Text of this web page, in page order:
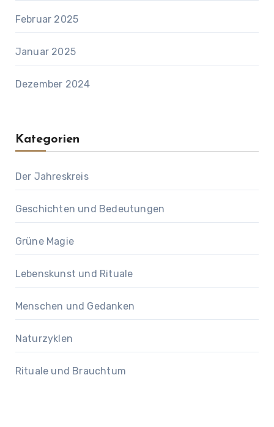
Februar 2025
Januar 2025
Dezember 2024
Kategorien
Der Jahreskreis
Geschichten und Bedeutungen
Grüne Magie
Lebenskunst und Rituale
Menschen und Gedanken
Naturzyklen
Rituale und Brauchtum